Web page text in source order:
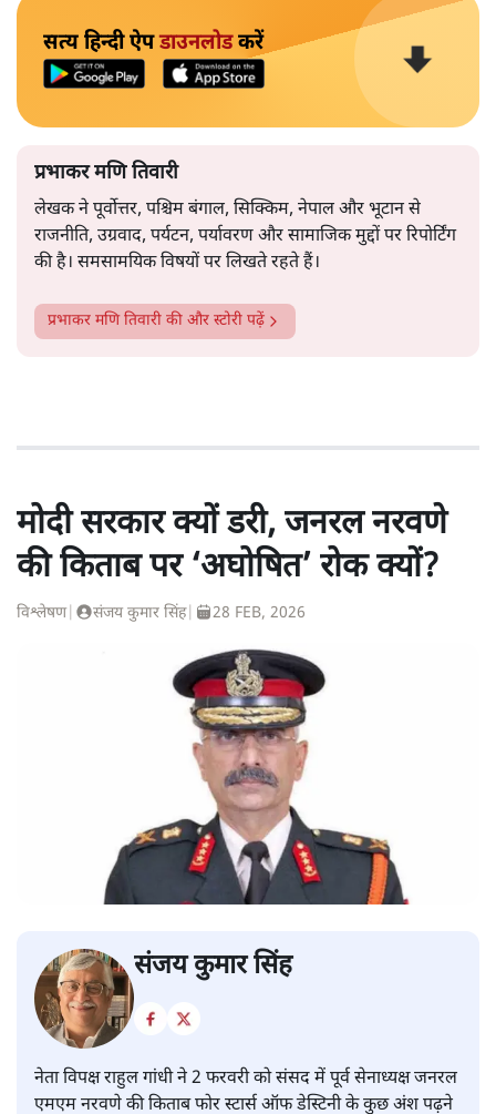
सत्य हिन्दी ऐपडाउनलोडकरें
प्रभाकर मणि तिवारी
लेखक ने पूर्वोत्तर, पश्चिम बंगाल, सिक्किम, नेपाल और भूटान से
राजनीति, उग्रवाद, पर्यटन, पर्यावरण और सामाजिक मुद्दों पर रिपोर्टिंग
की है। समसामयिक विषयों पर लिखते रहते हैं।
प्रभाकर मणि तिवारी की और स्टोरी पढ़ें
मोदी सरकार क्यों डरी, जनरल नरवणे
की किताब पर ‘अघोषित’ रोक क्यों?
विश्लेषण| संजय कुमार सिंह| 28 FEB, 2026
संजय कुमार सिंह
नेता विपक्ष राहुल गांधी ने 2 फरवरी को संसद में पूर्व सेनाध्यक्ष जनरल
एमएम नरवणे की किताब फोर स्टार्स ऑफ डेस्टिनी के कुछ अंश पढ़ने